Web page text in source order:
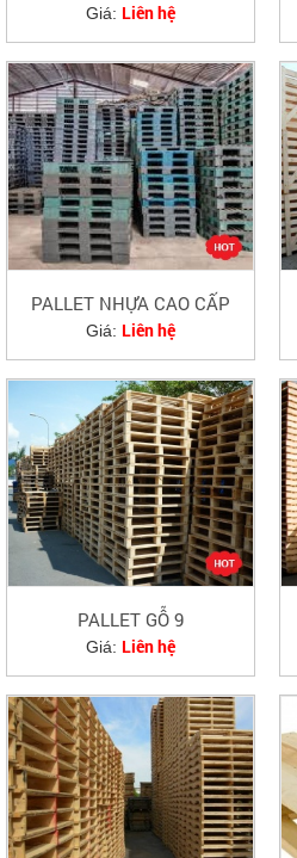
Giá: Liên hệ
PALLET NHỰA CAO CẤP
Giá: Liên hệ
PALLET GỖ 9
Giá: Liên hệ